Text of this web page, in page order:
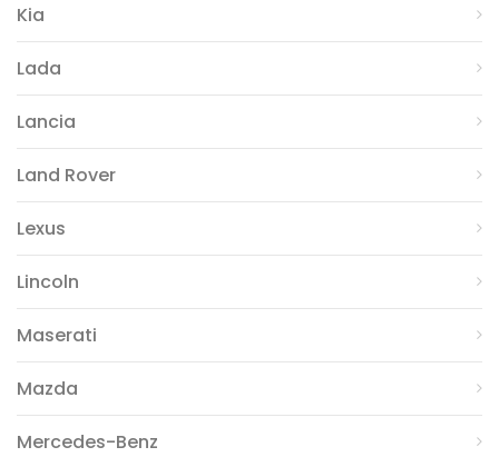
Kia
Lada
Lancia
Land Rover
Lexus
Lincoln
Maserati
Mazda
Mercedes-Benz